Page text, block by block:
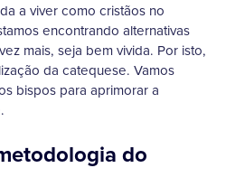
a viver como cristãos no
encontrando alternativas
mais, seja bem vivida. Por isto,
da catequese. Vamos
bispos para aprimorar a
do